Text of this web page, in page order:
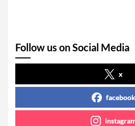
Follow us on Social Media
x
facebook